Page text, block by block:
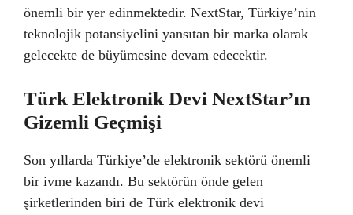
önemli bir yer edinmektedir. NextStar, Türkiye’nin
teknolojik potansiyelini yansıtan bir marka olarak
gelecekte de büyümesine devam edecektir.
Türk Elektronik Devi NextStar’ın
Gizemli Geçmişi
Son yıllarda Türkiye’de elektronik sektörü önemli
bir ivme kazandı. Bu sektörün önde gelen
şirketlerinden biri de Türk elektronik devi